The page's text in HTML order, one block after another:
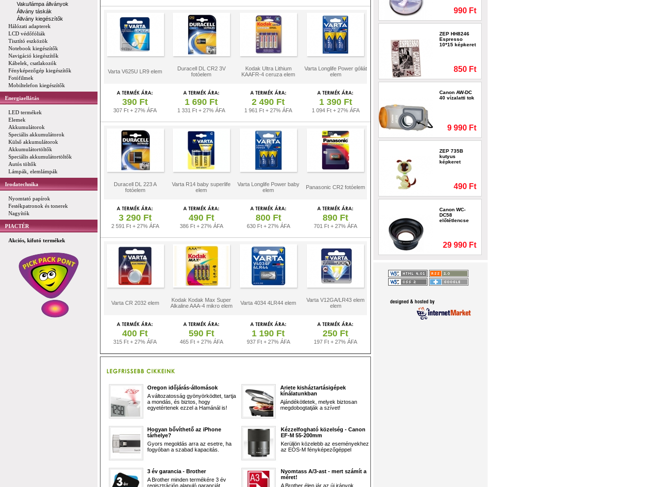
Vaku/lámpa állványok
Állvány táskák
Állvány kiegészítők
Hálózati adapterek
LCD védőfóliák
Tisztító eszközök
Notebook kiegészítők
Navigáció kiegészítők
Kábelek, csatlakozók
Fényképezőgép kiegészítők
Fotófilmek
Mobiltelefon kiegészítők
Energiaellátás
LED termékek
Elemek
Akkumulátorok
Speciális akkumulátorok
Külső akkumulátorok
Akkumulátortöltők
Speciális akkumulátortöltők
Autós töltők
Lámpák, elemlámpák
Irodatechnika
Nyomtató papírok
Festékpatronok és tonerek
Nagyítók
PIACTÉR
Akciós, kifutó termékek
Varta V625U LR9 elem
Duracell DL CR2 3V
fotóelem
Kodak Ultra Lithium
KAAFR-4 ceruza elem
Varta Longlife Power góliát
elem
390 Ft
307 Ft + 27% ÁFA
1 690 Ft
1 331 Ft + 27% ÁFA
2 490 Ft
1 961 Ft + 27% ÁFA
1 390 Ft
1 094 Ft + 27% ÁFA
Duracell DL 223 A
fotóelem
Varta R14 baby superlife
elem
Varta Longlife Power baby
elem
Panasonic CR2 fotóelem
3 290 Ft
2 591 Ft + 27% ÁFA
490 Ft
386 Ft + 27% ÁFA
800 Ft
630 Ft + 27% ÁFA
890 Ft
701 Ft + 27% ÁFA
Varta CR 2032 elem
Kodak Kodak Max Super
Alkaline AAA-4 mikro elem
Varta 4034 4LR44 elem
Varta V12GA/LR43 elem
elem
400 Ft
315 Ft + 27% ÁFA
590 Ft
465 Ft + 27% ÁFA
1 190 Ft
937 Ft + 27% ÁFA
250 Ft
197 Ft + 27% ÁFA
Oregon időjárás-állomások
A változatosság gyönyörködtet, tartja
a mondás, és biztos, hogy
egyetértenek ezzel a Hamánál is!
Ariete kisháztartásigépek
kínálatunkban
Ajándékötletek, melyek biztosan
megdobogtatják a szívet!
Hogyan bővíthető az iPhone
tárhelye?
Gyors megoldás arra az esetre, ha
fogyóban a szabad kapacitás.
Kézzelfogható közelség - Canon
EF-M 55-200mm
Kerüljön közelebb az eseményekhez
az EOS-M fényképezőgéppel
3 év garancia - Brother
A Brother minden termékére 3 év
regisztráción alapuló garanciát
Nyomtass A/3-ast - mert számít a
méret!
A Brother élen jár az új irányok
990 Ft
ZEP HH8246
Espresso
10*15 képkeret
850 Ft
Canon AW-DC
40 vízalatti tok
9 990 Ft
ZEP 735B
kutyus
képkeret
490 Ft
Canon WC-
DC58
előtétlencse
29 990 Ft